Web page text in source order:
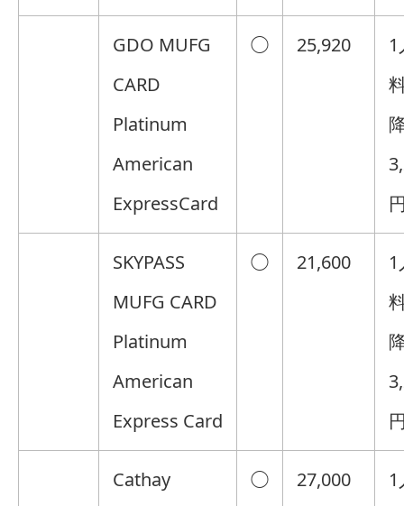
GDO MUFG
CARD
Platinum
American
ExpressCard
◯ 25,920
SKYPASS
MUFG CARD
Platinum
American
Express Card
◯ 21,600
Cathay
◯ 27,000